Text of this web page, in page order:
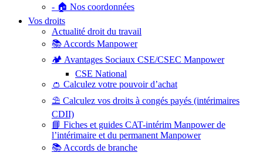
- 🏠 Nos coordonnées
Vos droits
Actualité droit du travail
📚 Accords Manpower
🏕️ Avantages Sociaux CSE/CSEC Manpower
CSE National
👛 Calculez votre pouvoir d’achat
⛱️ Calculez vos droits à congés payés (intérimaires
CDII)
📘 Fiches et guides CAT-intérim Manpower de
l’intérimaire et du permanent Manpower
📚 Accords de branche